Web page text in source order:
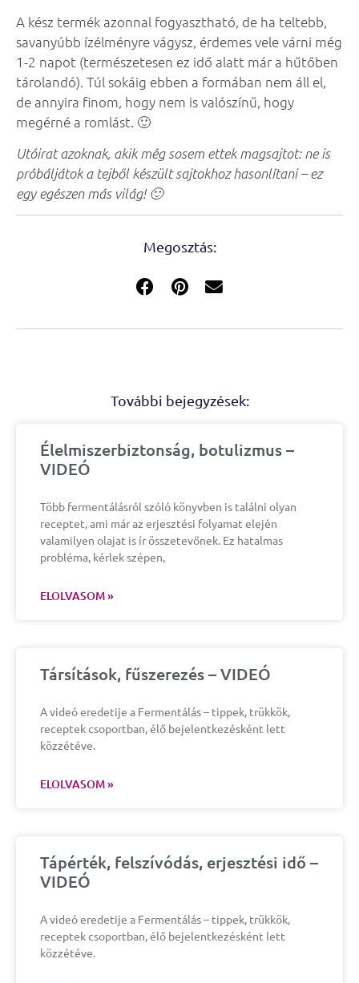
A kész termék azonnal fogyasztható, de ha teltebb,
savanyúbb ízélményre vágysz, érdemes vele várni még
1-2 napot (természetesen ez idő alatt már a hűtőben
tárolandó). Túl sokáig ebben a formában nem áll el,
de annyira finom, hogy nem is valószínű, hogy
megérné a romlást. 🙂
Utóirat azoknak, akik még sosem ettek magsajtot: ne is
próbáljátok a tejből készült sajtokhoz hasonlítani – ez
egy egészen más világ! 🙂
Megosztás:
További bejegyzések:
Élelmiszerbiztonság, botulizmus –
VIDEÓ
Több fermentálásról szóló könyvben is találni olyan
receptet, ami már az erjesztési folyamat elején
valamilyen olajat is ír összetevőnek. Ez hatalmas
probléma, kérlek szépen,
ELOLVASOM »
Társítások, fűszerezés – VIDEÓ
A videó eredetije a Fermentálás – tippek, trükkök,
receptek csoportban, élő bejelentkezésként lett
közzétéve.
ELOLVASOM »
Tápérték, felszívódás, erjesztési idő –
VIDEÓ
A videó eredetije a Fermentálás – tippek, trükkök,
receptek csoportban, élő bejelentkezésként lett
közzétéve.